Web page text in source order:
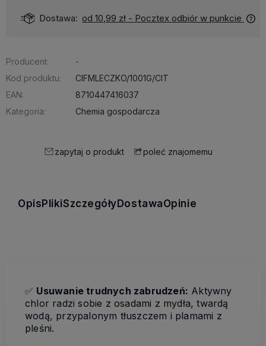
Dostawa: od 10,99 zł - Pocztex odbiór w punkcie
Producent:
-
Kod produktu:
CIFMLECZKO/1001G/CIT
EAN:
8710447416037
Kategoria:
Chemia gospodarcza
zapytaj o produkt poleć znajomemu
OpisPlikiSzczegółyDostawaOpinie
✅ Usuwanie trudnych zabrudzeń: Aktywny
chlor radzi sobie z osadami z mydła, twardą
wodą, przypalonym tłuszczem i plamami z
pleśni.